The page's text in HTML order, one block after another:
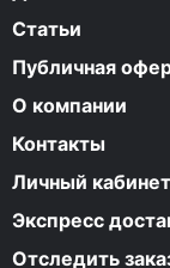
Статьи
Публичная
О компании
Контакты
Личный кабинет
Экспресс
Отследить